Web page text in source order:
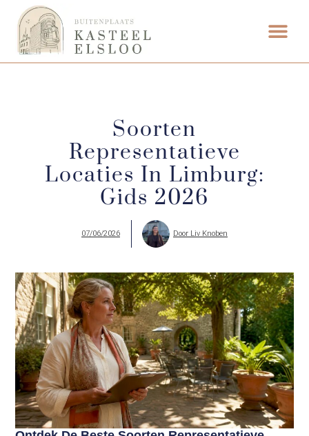
Soorten
Representatieve
Locaties In Limburg:
Gids 2026
07/06/2026 Door Liv Knoben